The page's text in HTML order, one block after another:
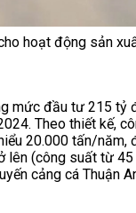
hoạt động sản
mức đầu tư 215 tỷ
Theo thiết kế,
20.000 tấn/năm,
(công suất từ 45
cảng cá Thuận